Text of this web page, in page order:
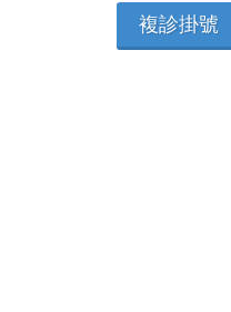
複診掛號